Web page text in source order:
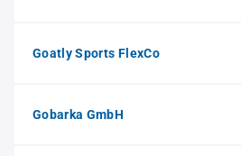
Goatly Sports FlexCo
Gobarka GmbH